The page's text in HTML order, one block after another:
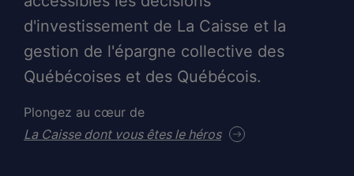
d'investissement de La Caisse et la
gestion de l'épargne collective des
Québécoises et des Québécois.
Plongez au cœur de
La Caisse dont vous êtes le héros